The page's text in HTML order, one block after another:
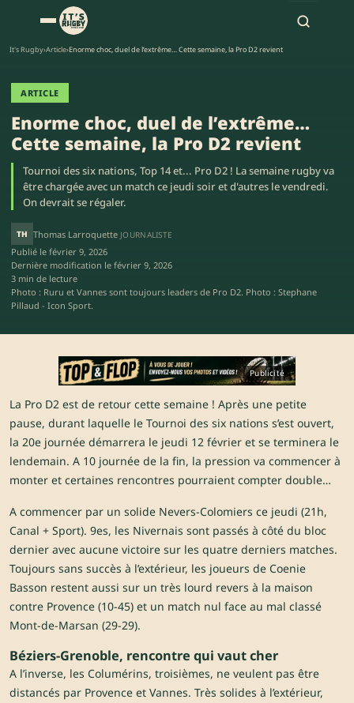
It's Rugby›Article›Enorme choc, duel de l’extrême… Cette semaine, la Pro D2 revient
ARTICLE
Enorme choc, duel de l’extrême…
Cette semaine, la Pro D2 revient
Tournoi des six nations, Top 14 et... Pro D2 ! La semaine rugby va
être chargée avec un match ce jeudi soir et d'autres le vendredi.
On devrait se régaler.
TH Thomas Larroquette JOURNALISTE
Publié le février 9, 2026
Dernière modification le février 9, 2026
3 min de lecture
Photo : Ruru et Vannes sont toujours leaders de Pro D2. Photo : Stephane
Pillaud - Icon Sport.
Publicité
La Pro D2 est de retour cette semaine ! Après une petite
pause, durant laquelle le Tournoi des six nations s’est ouvert,
la 20e journée démarrera le jeudi 12 février et se terminera le
lendemain. A 10 journée de la fin, la pression va commencer à
monter et certaines rencontres pourraient compter double…
A commencer par un solide Nevers-Colomiers ce jeudi (21h,
Canal + Sport). 9es, les Nivernais sont passés à côté du bloc
dernier avec aucune victoire sur les quatre derniers matches.
Toujours sans succès à l’extérieur, les joueurs de Coenie
Basson restent aussi sur un très lourd revers à la maison
contre Provence (10-45) et un match nul face au mal classé
Mont-de-Marsan (29-29).
Béziers-Grenoble, rencontre qui vaut cher
A l’inverse, les Columérins, troisièmes, ne veulent pas être
distancés par Provence et Vannes. Très solides à l’extérieur,